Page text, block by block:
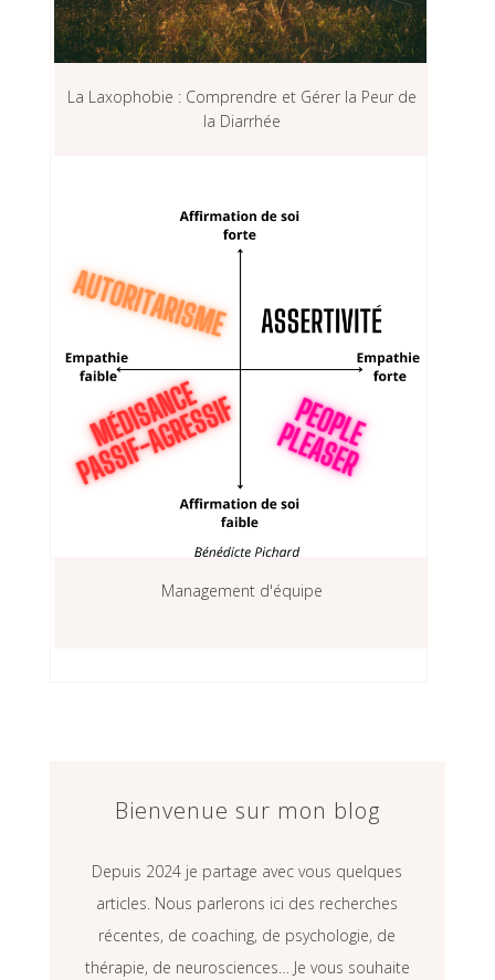
La Laxophobie : Comprendre et Gérer la Peur de
la Diarrhée
Management d'équipe
Bienvenue sur mon blog
Depuis 2024 je partage avec vous quelques
articles. Nous parlerons ici des recherches
récentes, de coaching, de psychologie, de
thérapie, de neurosciences… Je vous souhaite